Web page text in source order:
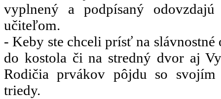
vyplnený a podpísaný
učiteľom.
- Keby ste chceli prísť na
do kostola či na stredný dvor aj
Rodičia prvákov pôjdu so
triedy.